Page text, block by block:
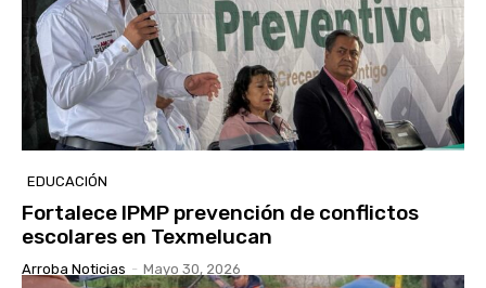
EDUCACIÓN
Fortalece IPMP prevención de conflictos
escolares en Texmelucan
Arroba Noticias - Mayo 30, 2026